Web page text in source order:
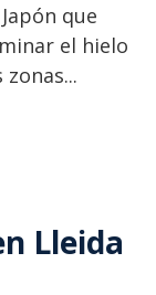
que
el hielo
Lleida